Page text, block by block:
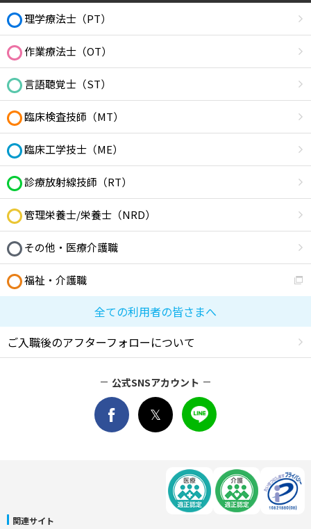
理学療法士（PT）
作業療法士（OT）
言語聴覚士（ST）
臨床検査技師（MT）
臨床工学技士（ME）
診療放射線技師（RT）
管理栄養士/栄養士（NRD）
その他・医療介護職
福祉・介護職
全ての利用者の皆さまへ
ご入職後のアフターフォローについて
公式SNSアカウント
関連サイト